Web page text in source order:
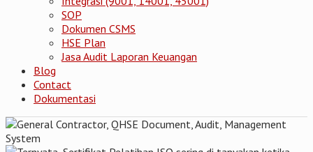
SOP
Dokumen CSMS
HSE Plan
Jasa Audit Laporan Keuangan
Blog
Contact
Dokumentasi